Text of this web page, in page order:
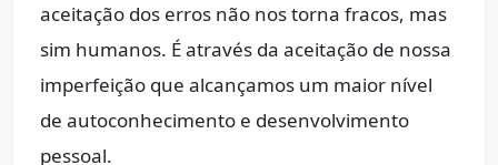
aceitação dos erros não nos torna fracos, mas
sim humanos. É através da aceitação de nossa
imperfeição que alcançamos um maior nível
de autoconhecimento e desenvolvimento
pessoal.